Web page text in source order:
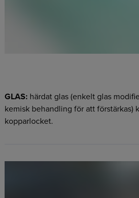
GLAS:härdat glas (enkelt glas
kemisk behandling för att förstärkas)
kopparlocket.